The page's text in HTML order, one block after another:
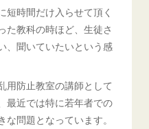
短時間だけ入らせて頂く
た教科の時ほど、生徒さ
、聞いていたいという感
用防止教室の講師として
最近では特に若年者での
問題となっています。